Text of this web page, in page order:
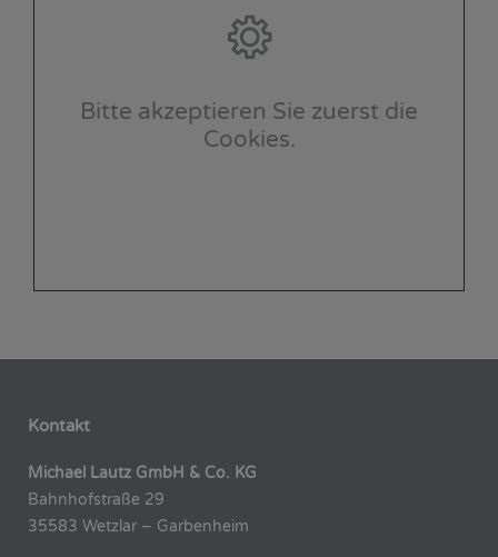
Bitte akzeptieren Sie zuerst die
Cookies.
Kontakt
Michael Lautz GmbH & Co. KG
Bahnhofstraße 29
35583 Wetzlar – Garbenheim